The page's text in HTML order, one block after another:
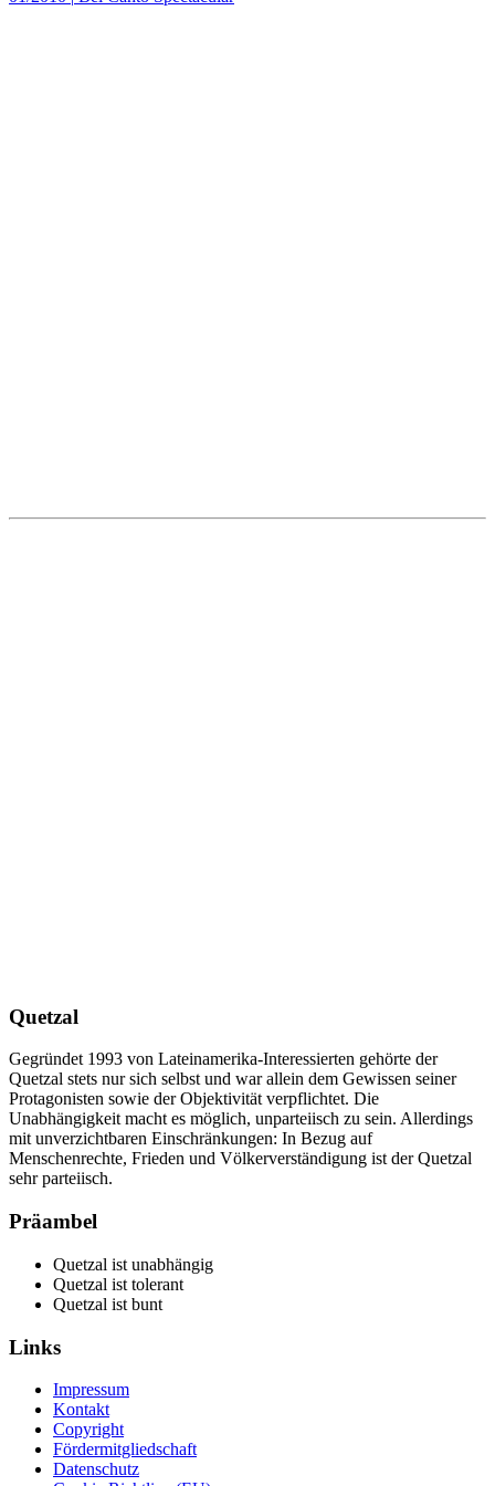
Quetzal
Gegründet 1993 von Lateinamerika-Interessierten gehörte der
Quetzal stets nur sich selbst und war allein dem Gewissen seiner
Protagonisten sowie der Objektivität verpflichtet. Die
Unabhängigkeit macht es möglich, unparteiisch zu sein. Allerdings
mit unverzichtbaren Einschränkungen: In Bezug auf
Menschenrechte, Frieden und Völkerverständigung ist der Quetzal
sehr parteiisch.
Präambel
Quetzal ist unabhängig
Quetzal ist tolerant
Quetzal ist bunt
Links
Impressum
Kontakt
Copyright
Fördermitgliedschaft
Datenschutz